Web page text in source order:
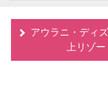
アウラニ・ディ
上リゾ